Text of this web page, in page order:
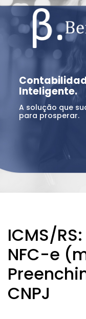
Inteligente.
A solução que
para prosperar.
ICMS/
NFC-e
CNPJ